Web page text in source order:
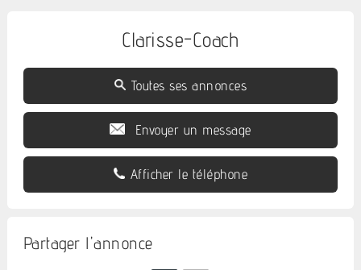
Clarisse-Coach
Toutes ses annonces
Envoyer un message
Afficher le téléphone
Partager l'annonce